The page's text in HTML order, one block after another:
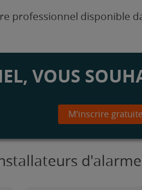
professionnel disponible
VOUS
M'inscrire